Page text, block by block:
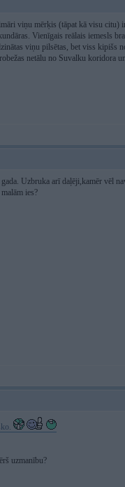
viņu mērķis (tāpat kā visu citu)
Vienīgais reālais iemesls
viņu pilsētas, bet viss kipišs
netālu no Suvalku koridora
Uzbruka arī daļēji,kamēr vēl
ies?
uzmanību?